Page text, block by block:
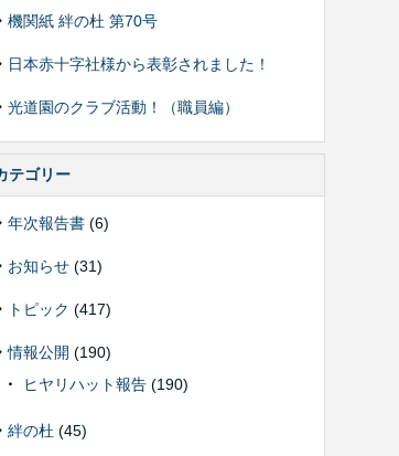
機関紙 絆の杜 第70号
日本赤十字社様から表彰されました！
光道園のクラブ活動！（職員編）
テゴリー
年次報告書 (6)
お知らせ (31)
トピック (417)
情報公開 (190)
ヒヤリハット報告 (190)
絆の杜 (45)